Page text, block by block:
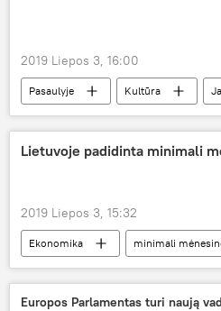
2019 Liepos 3, 16:00
Pasaulyje Kultūra
Lietuvoje padidinta minimali
2019 Liepos 3, 15:32
Ekonomika
minimali
Lietuva
Europos Parlamentas turi naują